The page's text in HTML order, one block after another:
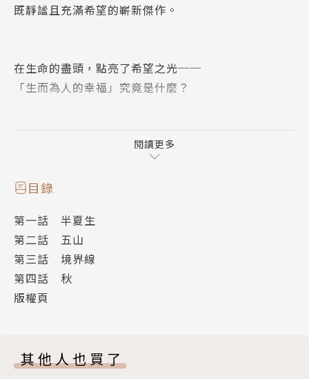
既靜謐且充滿希望的嶄新傑作。
在生命的盡頭，點亮了希望之光──
「生而為人的幸福」究竟是什麼？
但儘管如此，我們仍要努力不懈！
成為醫師已經超過二十年。而這部作品，是我以自己的
詮釋，重新細緻描繪出一直以來所凝視的「人的生命樣
貌」。
雖然是以醫療為題材，但沒有「奇蹟」發生, 也沒有那
些心機深沉教授們的權力鬥爭，更沒有醫生一邊大喊
等，更加重要的事。
閱讀更多
目錄
第一話 半夏生
第二話 五山
第三話 境界線
第四話 秋
版權頁
其他人也買了